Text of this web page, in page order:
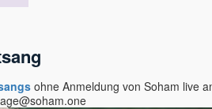
ohne Anmeldung von Soham live